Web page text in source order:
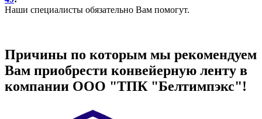
Наши специалисты обязательно Вам помогут.
Причины по которым мы рекомендуем
Вам приобрести конвейерную ленту в
компании ООО "ТПК "Белтимпэкс"!